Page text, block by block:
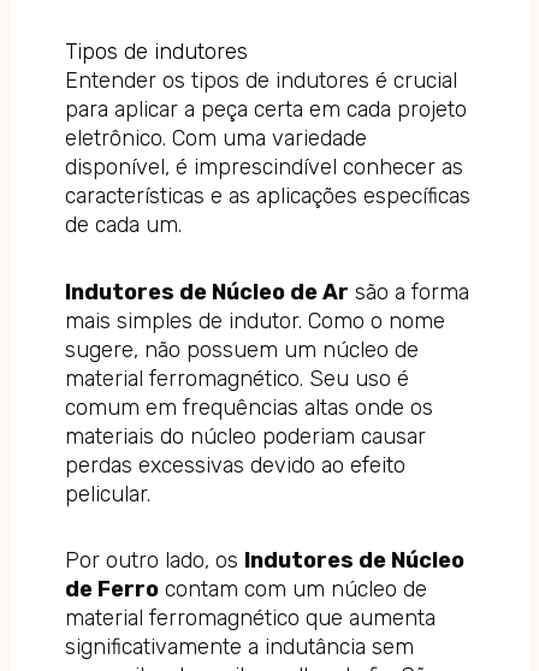
Tipos de indutores
Entender os tipos de indutores é crucial
para aplicar a peça certa em cada projeto
eletrônico. Com uma variedade
disponível, é imprescindível conhecer as
características e as aplicações específicas
de cada um.
Indutores de Núcleo de Ar são a forma
mais simples de indutor. Como o nome
sugere, não possuem um núcleo de
material ferromagnético. Seu uso é
comum em frequências altas onde os
materiais do núcleo poderiam causar
perdas excessivas devido ao efeito
pelicular.
Por outro lado, os Indutores de Núcleo
de Ferrocontam com um núcleo de
material ferromagnético que aumenta
significativamente a indutância sem